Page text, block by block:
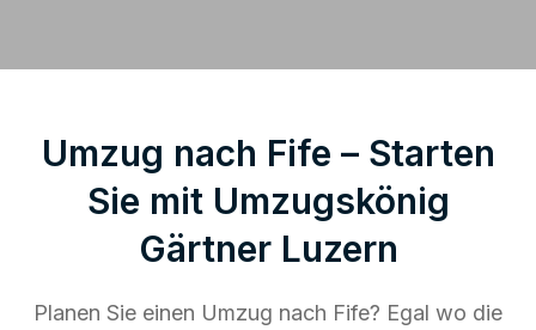
Umzug nach Fife – Starten
Sie mit Umzugskönig
Gärtner Luzern
Planen Sie einen Umzug nach Fife? Egal wo die